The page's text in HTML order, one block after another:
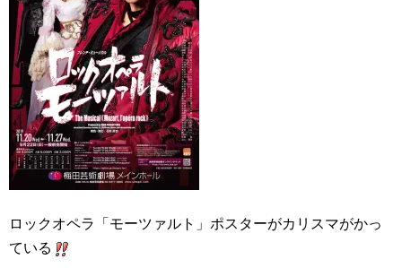
ロックオペラ「モーツァルト」ポスターがカリスマがかっ
ている